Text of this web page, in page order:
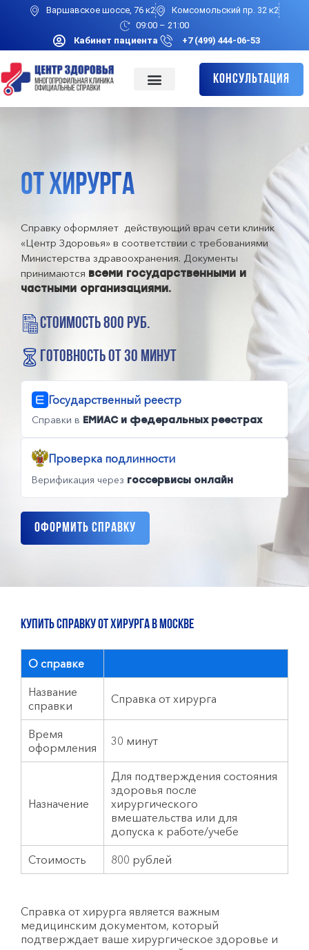
Варшавское шоссе, 76 к2
Комсомольский пр. 32 к2
09:00 – 21:00
Кабинет пациента
+7 (499) 444-06-53
Консультация
ОТ ХИРУРГА
Справку оформляет действующий врач сети клиник
«Центр Здоровья» в соответствии с требованиями
Министерства здравоохранения. Документы
принимаются всеми государственными и
частными организациями.
стоимость 800 руб.
готовность от 30 минут
Государственный реестр
Справки в ЕМИАС и федеральных реестрах
Проверка подлинности
Верификация через госсервисы онлайн
Оформить справку
КУПИТЬ СПРАВКУ ОТ ХИРУРГА в Москве
О справке
Название
справки
Справка от хирурга
Время
оформления
30 минут
Назначение
Для подтверждения состояния
здоровья после
хирургического
вмешательства или для
допуска к работе/учебе
Стоимость 800 рублей
Справка от хирурга является важным
медицинским документом, который
подтверждает ваше хирургическое здоровье и